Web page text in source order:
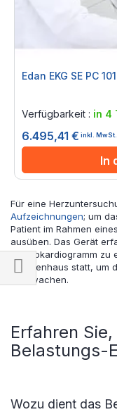
Edan EKG SE PC
Verfügbarkeit : in 4
6.495,41 € inkl. MwSt.
In
Für eine
Aufzeichnungen; um
Patient im Rahmen eines
ausüben. Das Gerät
Elektrokardiogramm zu
Krankenhaus statt, um
überwachen.
Erfahren
Belastungs-
Wozu dient das
Einkaufsoptionen